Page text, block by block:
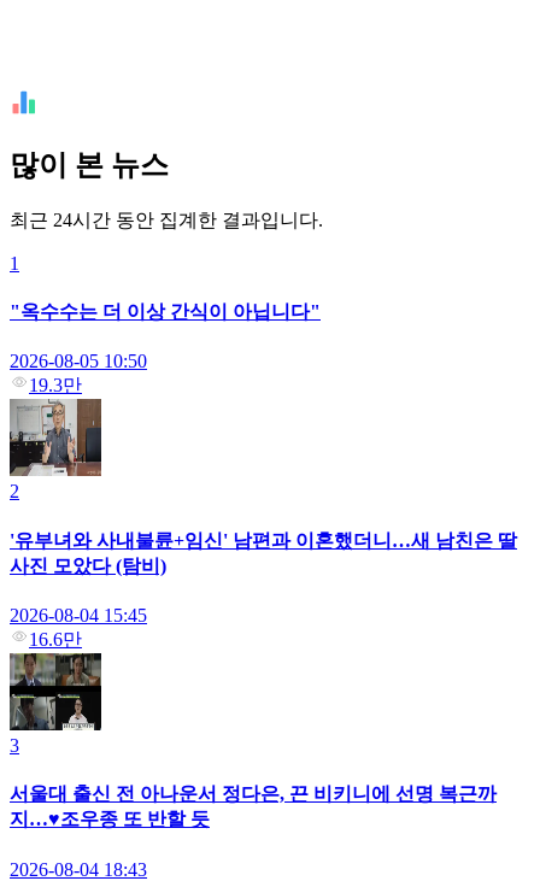
많이 본 뉴스
최근 24시간 동안 집계한 결과입니다.
1
"옥수수는 더 이상 간식이 아닙니다"
2026-08-05 10:50
19.3만
2
'유부녀와 사내불륜+임신' 남편과 이혼했더니…새 남친은 딸
사진 모았다 (탐비)
2026-08-04 15:45
16.6만
3
서울대 출신 전 아나운서 정다은, 끈 비키니에 선명 복근까
지…♥조우종 또 반할 듯
2026-08-04 18:43